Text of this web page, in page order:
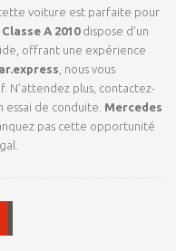
voiture est parfaite pour
A 2010dispose d’un
offrant une expérience
, nous vous
N’attendez plus, contactez-
de conduite. Mercedes
pas cette opportunité